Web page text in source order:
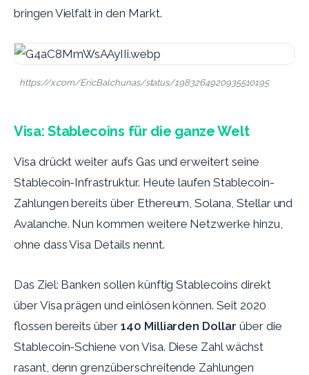
bringen Vielfalt in den Markt.
https://x.com/EricBalchunas/status/1983264920935510195
Visa: Stablecoins für die ganze Welt
Visa drückt weiter aufs Gas und erweitert seine
Stablecoin-Infrastruktur. Heute laufen Stablecoin-
Zahlungen bereits über Ethereum, Solana, Stellar und
Avalanche. Nun kommen weitere Netzwerke hinzu,
ohne dass Visa Details nennt.
Das Ziel: Banken sollen künftig Stablecoins direkt
über Visa prägen und einlösen können. Seit 2020
flossen bereits über 140 Milliarden Dollar über die
Stablecoin-Schiene von Visa. Diese Zahl wächst
rasant, denn grenzüberschreitende Zahlungen